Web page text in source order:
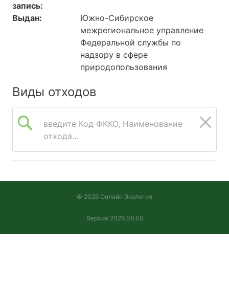
запись:
Выдан:
Южно-Сибирское
межрегиональное управление
Федеральной службы по
надзору в сфере
природопользования
Виды отходов
введите Код ФККО, Наименование
отхода...
© 2026 Онлайн Экология
Версия 2026.08.05